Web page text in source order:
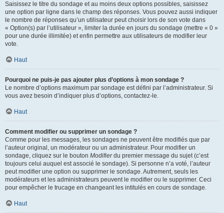
Saisissez le titre du sondage et au moins deux options possibles, saisissez
une option par ligne dans le champ des réponses. Vous pouvez aussi indiquer
le nombre de réponses qu’un utilisateur peut choisir lors de son vote dans
« Option(s) par l’utilisateur », limiter la durée en jours du sondage (mettre « 0 »
pour une durée illimitée) et enfin permettre aux utilisateurs de modifier leur
vote.
Haut
Pourquoi ne puis-je pas ajouter plus d’options à mon sondage ?
Le nombre d’options maximum par sondage est défini par l’administrateur. Si
vous avez besoin d’indiquer plus d’options, contactez-le.
Haut
Comment modifier ou supprimer un sondage ?
Comme pour les messages, les sondages ne peuvent être modifiés que par
l’auteur original, un modérateur ou un administrateur. Pour modifier un
sondage, cliquez sur le bouton Modifierdu premier message du sujet (c’est
toujours celui auquel est associé le sondage). Si personne n’a voté, l’auteur
peut modifier une option ou supprimer le sondage. Autrement, seuls les
modérateurs et les administrateurs peuvent le modifier ou le supprimer. Ceci
pour empêcher le trucage en changeant les intitulés en cours de sondage.
Haut